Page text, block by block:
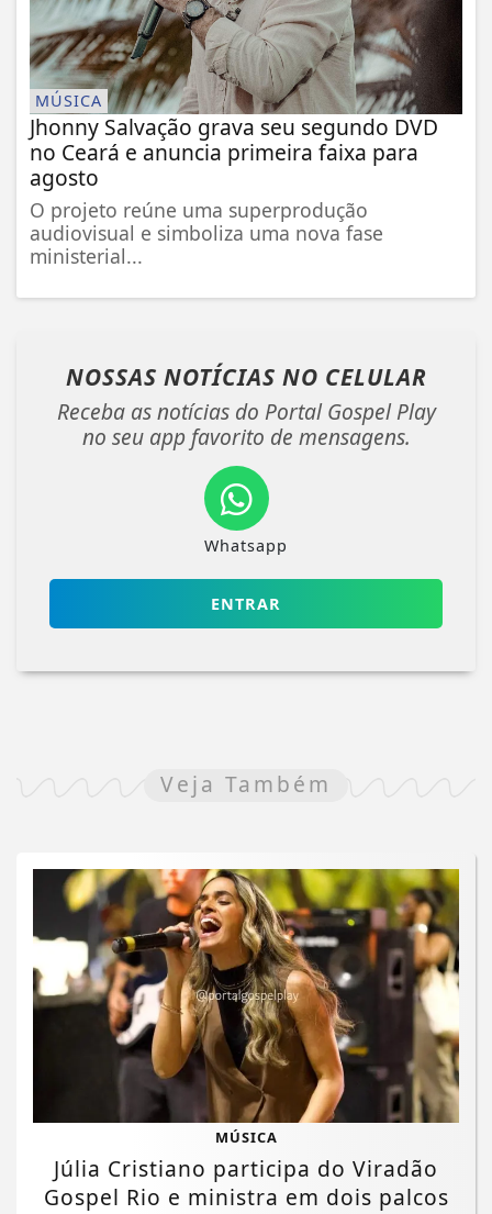
MÚSICA
Jhonny Salvação grava seu segundo DVD
no Ceará e anuncia primeira faixa para
agosto
O projeto reúne uma superprodução
audiovisual e simboliza uma nova fase
ministerial...
NOSSAS NOTÍCIAS NO CELULAR
Receba as notícias do Portal Gospel Play
no seu app favorito de mensagens.
Whatsapp
ENTRAR
Veja Também
MÚSICA
Júlia Cristiano participa do Viradão
Gospel Rio e ministra em dois palcos